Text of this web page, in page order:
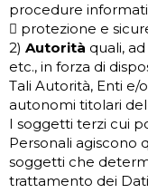
procedure
 protezione e
2) Autorità quali,
etc., in forza di
Tali Autorità, Enti
autonomi titolari
I soggetti terzi cui
Personali agiscono
soggetti che
trattamento dei